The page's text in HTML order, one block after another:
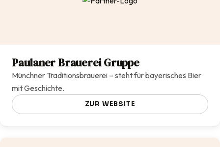
Paulaner Brauerei Gruppe
Münchner Traditionsbrauerei – steht für bayerisches Bier
mit Geschichte.
ZUR WEBSITE